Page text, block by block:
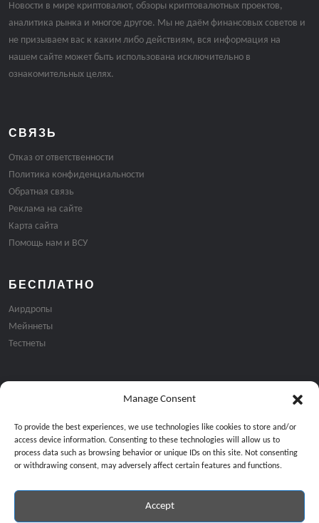
Manage Consent
To provide the best experiences, we use technologies like cookies to store and/or
access device information. Consenting to these technologies will allow us to
process data such as browsing behavior or unique IDs on this site. Not consenting
or withdrawing consent, may adversely affect certain features and functions.
Accept
Новости в мире криптовалют, обзоры криптовалютных проектов,
аналитика рынка и многое другое. Мы не даём финансовых советов и
не призываем вас к каким либо действиям, вся информация на
нашем сайте может быть использована исключительно в
ознакомительных целях.
СВЯЗЬ
Отказ от ответственности
Политика конфиденциальности
Обратная связь
Реклама на сайте
Карта сайта
Помощь нам и ВСУ
БЕСПЛАТНО
Аирдропы
Мейннеты
Тестнеты
Подписка на email рассылку:
Продолжая, вы соглашаетесь с нашей политикой